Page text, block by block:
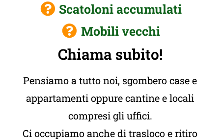
Scatoloni accumulati
Mobili vecchi
Chiama subito!
Pensiamo a tutto noi, sgombero case e
appartamenti oppure cantine e locali
compresi gli uffici.
Ci occupiamo anche di trasloco e ritiro